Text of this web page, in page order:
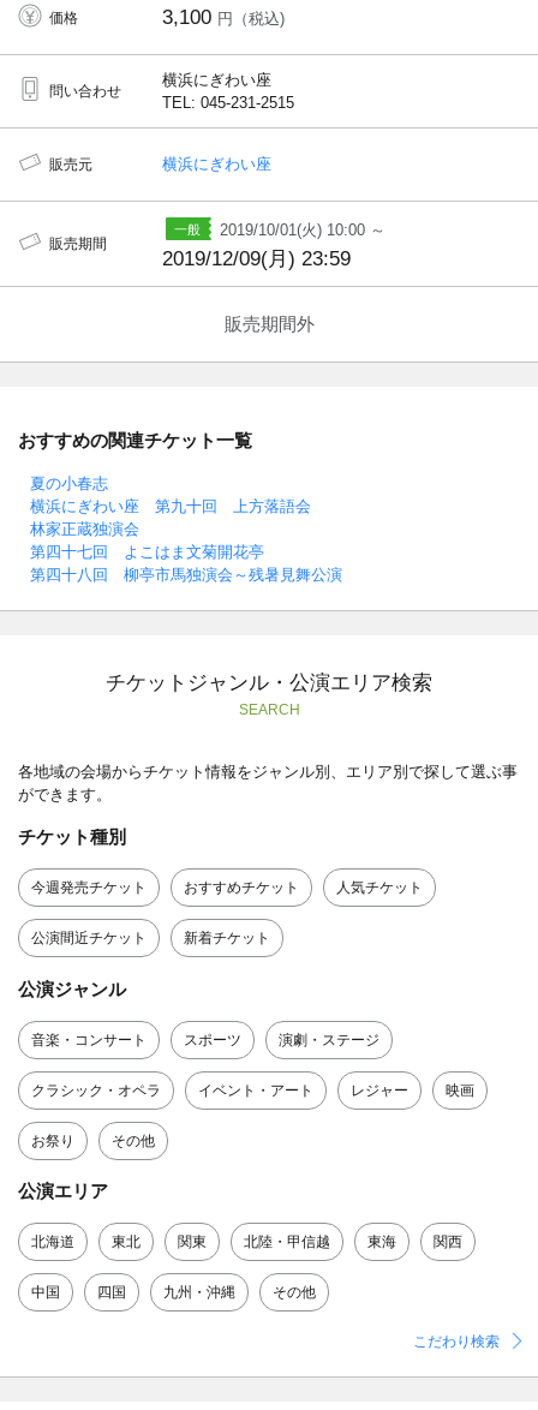
価格 3,100 円（税込)
問い合わせ
横浜にぎわい座
TEL: 045-231-2515
販売元 横浜にぎわい座
販売期間
2019/10/01(火) 10:00 ～
2019/12/09(月) 23:59
販売期間外
おすすめの関連チケット一覧
夏の小春志
横浜にぎわい座 第九十回 上方落語会
林家正蔵独演会
第四十七回 よこはま文菊開花亭
第四十八回 柳亭市馬独演会～残暑見舞公演
チケットジャンル・公演エリア検索
SEARCH
各地域の会場からチケット情報をジャンル別、エリア別で探して選ぶ事
ができます。
チケット種別
今週発売チケット おすすめチケット 人気チケット
公演間近チケット 新着チケット
公演ジャンル
音楽・コンサート スポーツ 演劇・ステージ
クラシック・オペラ イベント・アート レジャー 映画
お祭り その他
公演エリア
北海道 東北 関東 北陸・甲信越 東海 関西
中国 四国 九州・沖縄 その他
こだわり検索